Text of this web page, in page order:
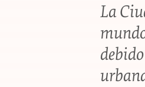
La